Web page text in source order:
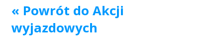
Akcje wyjazdowe
« Powrót do Akcji
wyjazdowych